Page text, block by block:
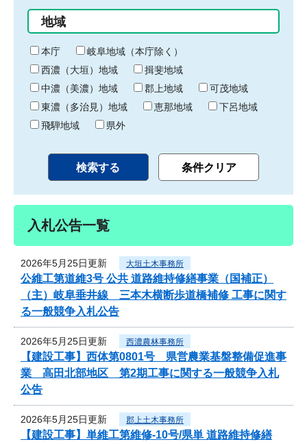
始
り
間
終
わ
り
地域
本庁
岐阜地域（本庁除く）
西濃（大垣）地域
揖斐地域
中濃（美濃）地域
郡上地域
可茂地域
東濃（多治見）地域
恵那地域
下呂地域
飛騨地域
県外
入札公告一覧
2026年5月25日更新 大垣土木事務所
公維工第道維3号 公共 道路維持修繕事業（国補正）
（主）岐阜垂井線 三本木横断歩道橋補修 工事に関す
る一般競争入札公告
2026年5月25日更新 西濃農林事務所
【建設工事】西体第0801号 県営農業基盤整備促進事
業 高田北部地区 第2期工事に関する一般競争入札
公告
2026年5月25日更新 郡上土木事務所
【建設工事】単維工第維修-10号/県単 道路維持修繕